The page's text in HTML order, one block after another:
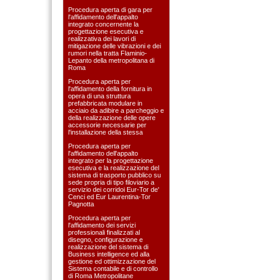
Procedura aperta di gara per
l'affidamento dell'appalto
integrato concernente la
progettazione esecutiva e
realizzativa dei lavori di
mitigazione delle vibrazioni e dei
rumori nella tratta Flaminio-
Lepanto della metropolitana di
Roma
Procedura aperta per
l'affidamento della fornitura in
opera di una struttura
prefabbricata modulare in
acciaio da adibire a parcheggio e
della realizzazione delle opere
accessorie necessarie per
l'installazione della stessa
Procedura aperta per
l'affidamento dell'appalto
integrato per la progettazione
esecutiva e la realizzazione del
sistema di trasporto pubblico su
sede propria di tipo filoviario a
servizio dei corridoi Eur-Tor de'
Cenci ed Eur Laurentina-Tor
Pagnotta
Procedura aperta per
l'affidamento dei servizi
professionali finalizzati al
disegno, configurazione e
realizzazione del sistema di
Business intelligence ed alla
gestione ed ottimizzazione del
Sistema contabile e di controllo
di Roma Metropolitane